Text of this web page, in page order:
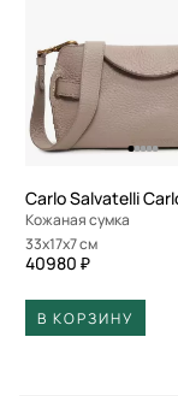
Кожаная сумка
33x17x7 см
40980 ₽
В КОРЗИНУ